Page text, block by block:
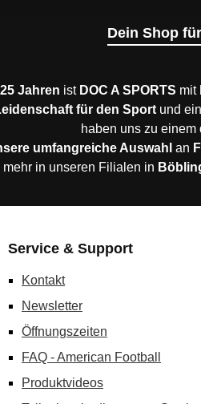
Dein Shop
Jahren ist DOC A SPORTS mit
für den Sportund ein
haben uns zu einem
umfangreiche Auswahl an
mehr in unseren Filialen in
Service & Support
Kontakt
Newsletter
Öffnungszeiten
FAQ - American Football
Produktvideos